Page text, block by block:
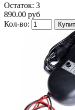
Остаток: 3
890.00 руб
Кол-во: